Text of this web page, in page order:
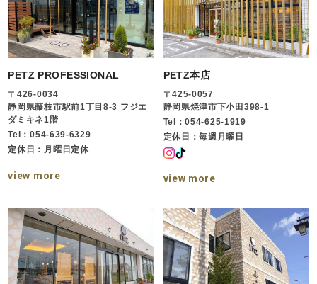
PETZ PROFESSIONAL
〒426-0034
静岡県藤枝市駅前1丁目8-3 フジエ
ダミキネ1階
Tel：054-639-6329
定休日：月曜日定休
view more
PETZ本店
〒425-0057
静岡県焼津市下小田398-1
Tel：054-625-1919
定休日：毎週月曜日
view more